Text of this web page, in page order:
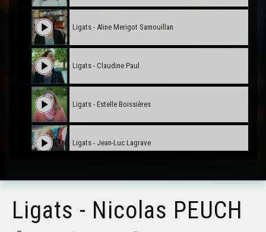
Ligats - Aline Merigot Samouillan
Ligats - Claudine Paul
Ligats - Estelle Boissières
Ligats - Jean-Luc Lagrave
Ligats - Clémentine Mur
Ligats - Joan-Francés Vignaud
Ligats - Nicolas PEUCH